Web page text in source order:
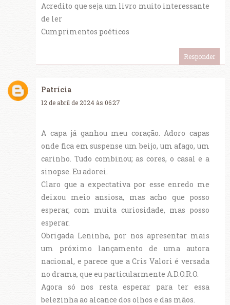
Acredito que seja um livro muito interessante
de ler
Cumprimentos poéticos
Responder
Patrícia
12 de abril de 2024 às 06:27
A capa já ganhou meu coração. Adoro capas
onde fica em suspense um beijo, um afago, um
carinho. Tudo combinou; as cores, o casal e a
sinopse. Eu adorei.
Claro que a expectativa por esse enredo me
deixou meio ansiosa, mas acho que posso
esperar, com muita curiosidade, mas posso
esperar.
Obrigada Leninha, por nos apresentar mais
um próximo lançamento de uma autora
nacional, e parece que a Cris Valori é versada
no drama, que eu particularmente A.D.O.R.O.
Agora só nos resta esperar para ter essa
belezinha ao alcance dos olhos e das mãos.